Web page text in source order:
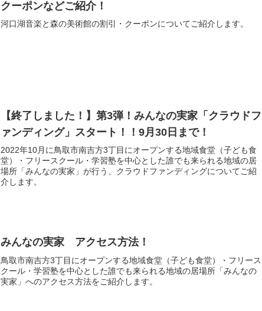
クーポンなどご紹介！
河口湖音楽と森の美術館の割引・クーポンについてご紹介します。
【終了しました！】第3弾！みんなの実家「クラウドフ
ァンディング」スタート！！9月30日まで！
2022年10月に鳥取市南吉方3丁目にオープンする地域食堂（子ども食
堂）・フリースクール・学習塾を中心とした誰でも来られる地域の居
場所「みんなの実家」が行う、クラウドファンディングについてご紹
介します。
みんなの実家 アクセス方法！
鳥取市南吉方3丁目にオープンする地域食堂（子ども食堂）・フリース
クール・学習塾を中心とした誰でも来られる地域の居場所「みんなの
実家」へのアクセス方法をご紹介します。